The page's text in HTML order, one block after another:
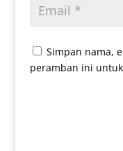
Simpan nama,
peramban ini